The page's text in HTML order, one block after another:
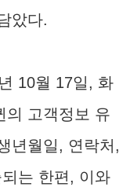
았다.
10월 17일, 화
의 고객정보 유
년월일, 연락처,
는 한편, 이와